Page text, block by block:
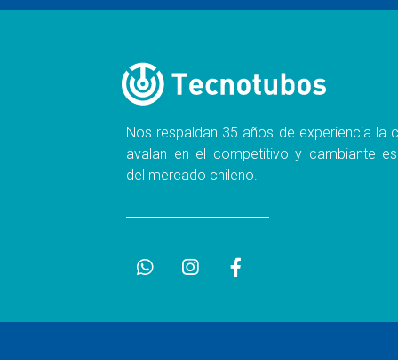
Nos respaldan 35 años de experiencia la
avalan en el competitivo y cambiante
del mercado chileno.